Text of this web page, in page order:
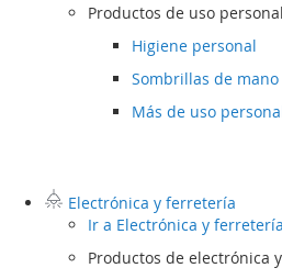
Productos de uso
Higiene personal
Sombrillas de mano
Más de uso
Electrónica y ferretería
Ir a Electrónica y ferretería
Productos de electrónica